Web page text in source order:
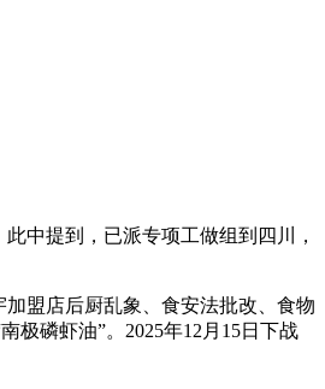
中提到，已派专项工做组到四川，
盟店后厨乱象、食安法批改、食物
极磷虾油”。2025年12月15日下战